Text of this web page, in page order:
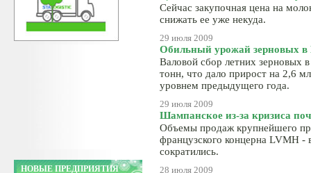
НОВЫЕ ПРЕДПРИЯТИЯ
Сейчас закупочная цена на
снижать ее уже некуда.
29 июля 2009
Обильный урожай зерновых в
Валовой сбор летних зерновых
тонн, что дало прирост на 2,6
уровнем предыдущего года.
29 июля 2009
Шампанское из-за кризиса
Объемы продаж крупнейшего
французского концерна LVMH -
сократились.
28 июля 2009